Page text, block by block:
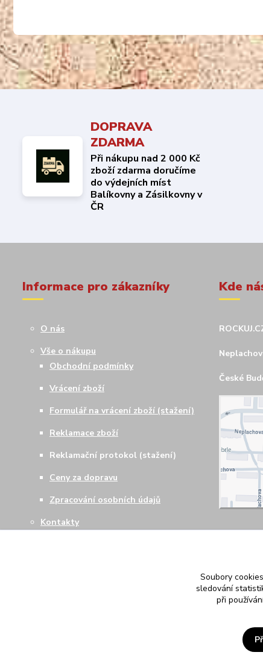
DOPRAVA
ZDARMA
Při nákupu nad 2 000 Kč
zboží zdarma doručíme
do výdejních míst
Balíkovny a Zásilkovny v
ČR
Informace pro zákazníky
O nás
Vše o nákupu
Obchodní podmínky
Vrácení zboží
Formulář na vrácení zboží (stažení)
Reklamace zboží
Reklamační protokol (stažení)
Ceny za dopravu
Zpracování osobních údajů
Kontakty
Kde
České
Soubory
sledování
při